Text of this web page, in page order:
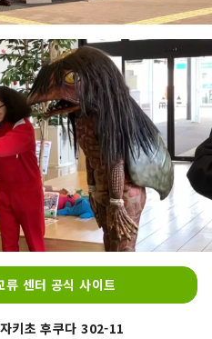
류 센터 공식 사이트
키초 후쿠다 302-11